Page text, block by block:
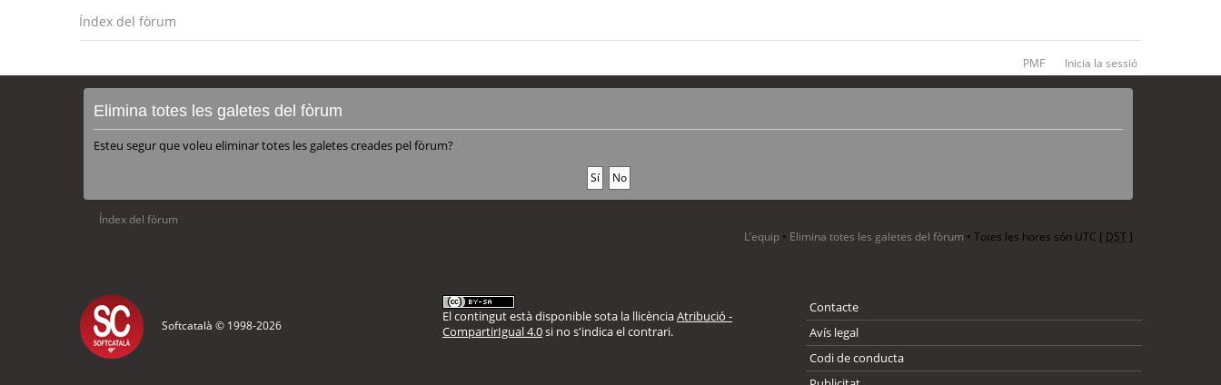
Índex del fòrum
PMF Inicia la sessió
Elimina totes les galetes del fòrum
Esteu segur que voleu eliminar totes les galetes creades pel fòrum?
Índex del fòrum
L’equip • Elimina totes les galetes del fòrum • Totes les hores són UTC [ DST]
Softcatalà © 1998-2026
El contingut està disponible sota la llicènciaAtribució -
CompartirIgual 4.0si no s'indica el contrari.
Contacte
Avís legal
Codi de conducta